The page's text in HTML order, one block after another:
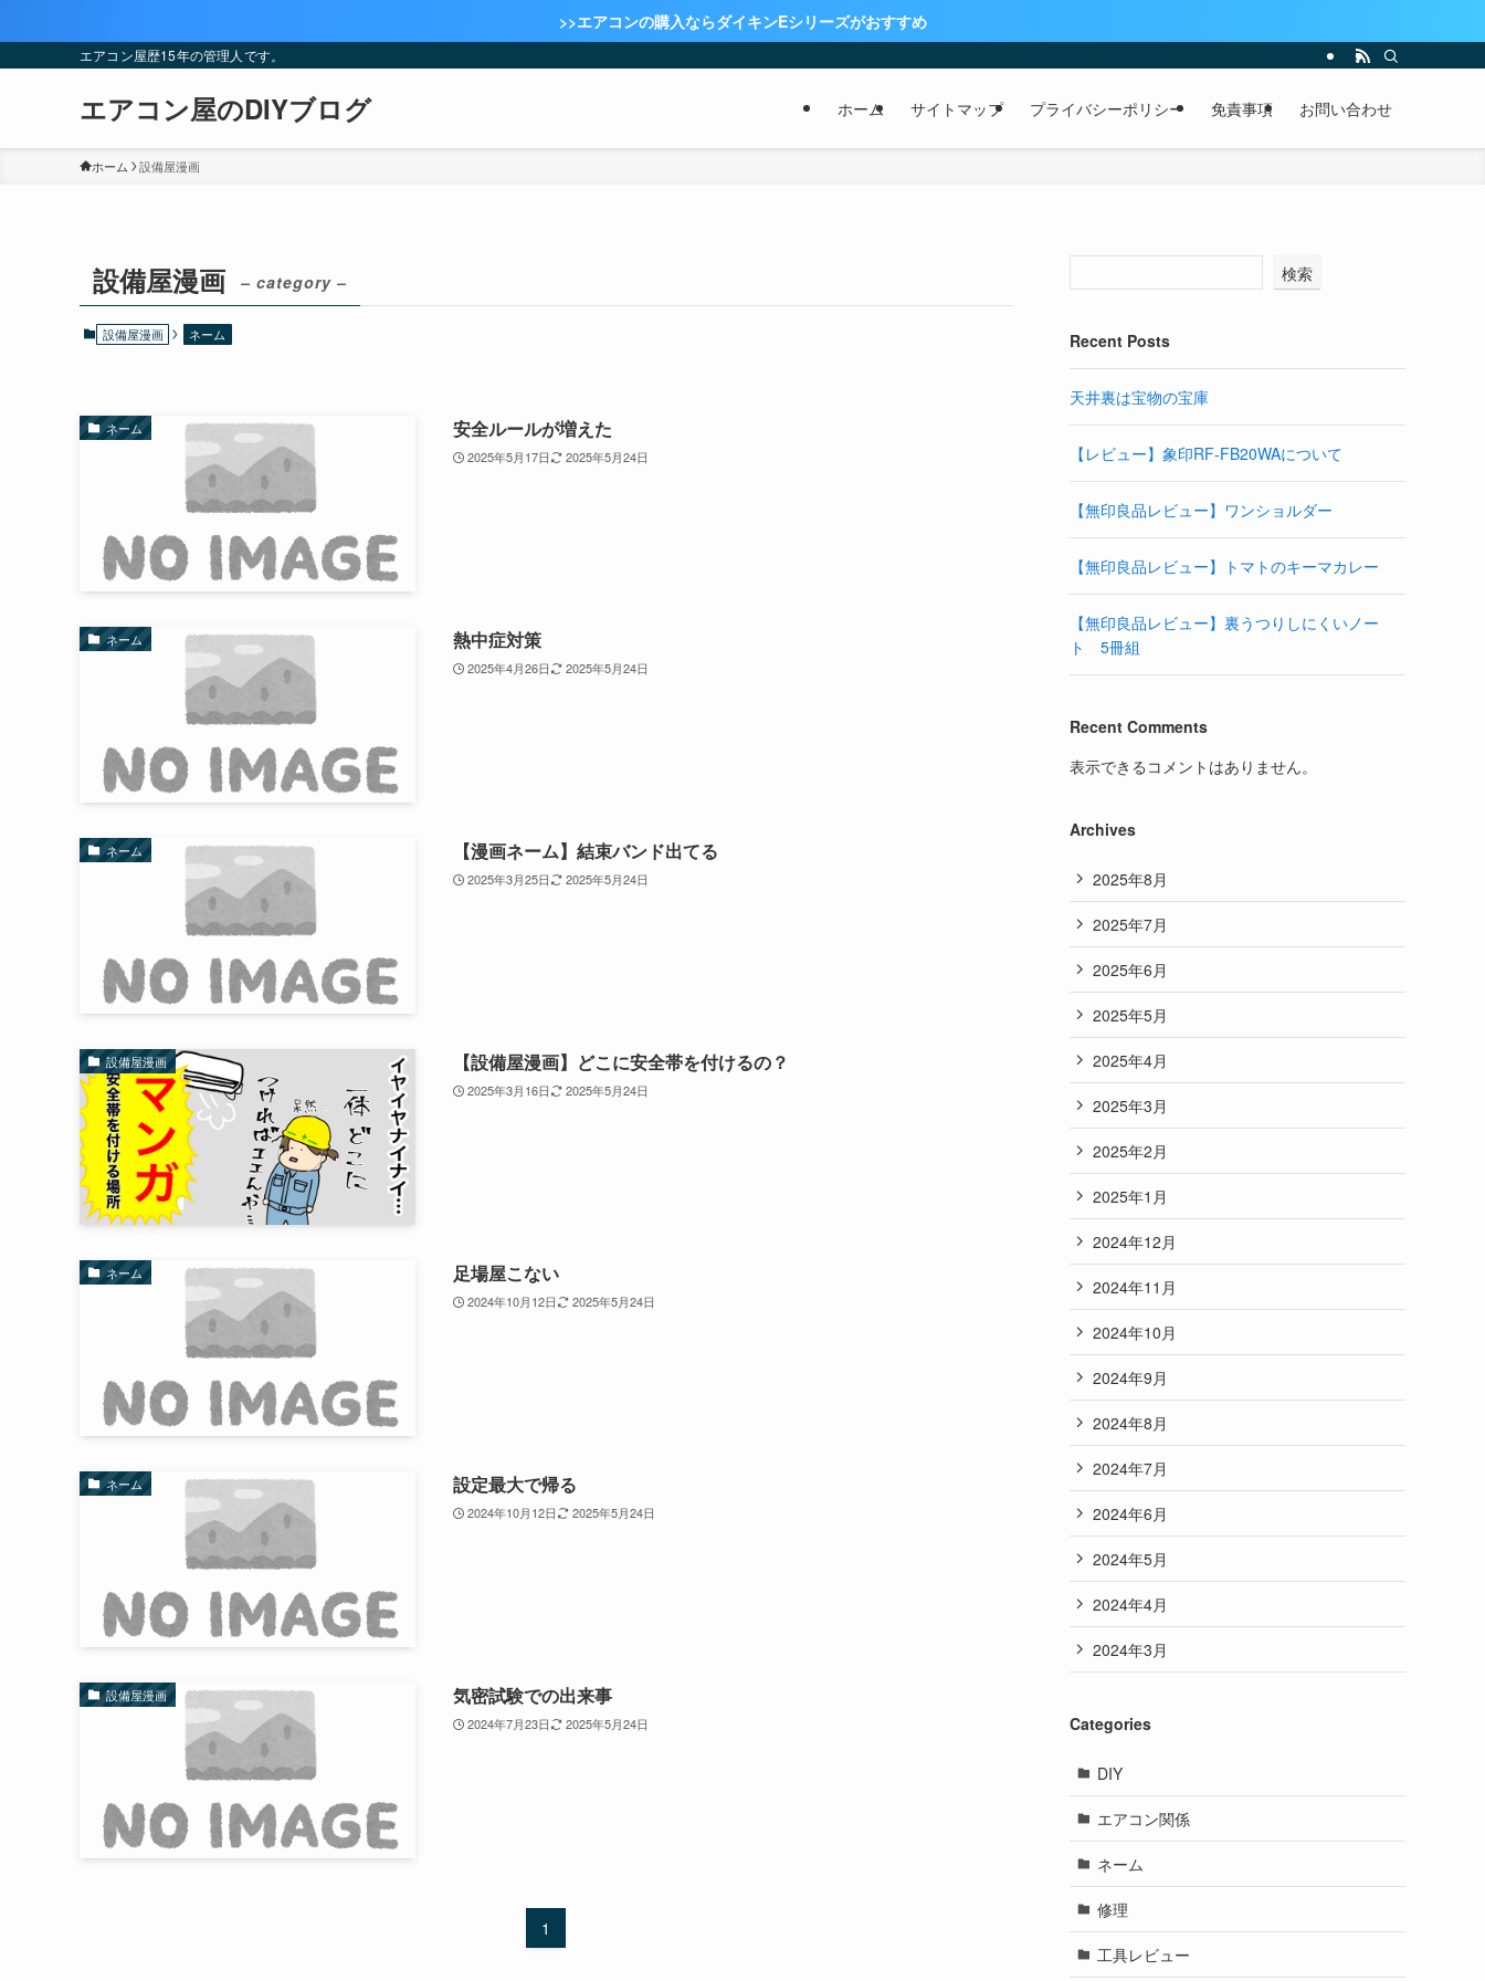
>>エアコンの購入ならダイキンEシリーズがおすすめ
エアコン屋歴15年の管理人です。
エアコン屋のDIYブログ ホーム サイトマップ プライバシーポリシー 免責事項 お問い合わせ
ホーム 設備屋漫画
設備屋漫画 – category –
設備屋漫画 ネーム
ネーム 安全ルールが増えた
2025年5月17日 2025年5月24日
ネーム 熱中症対策
2025年4月26日 2025年5月24日
ネーム 【漫画ネーム】結束バンド出てる
2025年3月25日 2025年5月24日
設備屋漫画 【設備屋漫画】どこに安全帯を付けるの？
2025年3月16日 2025年5月24日
ネーム 足場屋こない
2024年10月12日 2025年5月24日
ネーム 設定最大で帰る
2024年10月12日 2025年5月24日
設備屋漫画 気密試験での出来事
2024年7月23日 2025年5月24日
1
検索
Recent Posts
天井裏は宝物の宝庫
【レビュー】象印RF-FB20WAについて
【無印良品レビュー】ワンショルダー
【無印良品レビュー】トマトのキーマカレー
【無印良品レビュー】裏うつりしにくいノー
ト 5冊組
Recent Comments
表示できるコメントはありません。
Archives
2025年8月
2025年7月
2025年6月
2025年5月
2025年4月
2025年3月
2025年2月
2025年1月
2024年12月
2024年11月
2024年10月
2024年9月
2024年8月
2024年7月
2024年6月
2024年5月
2024年4月
2024年3月
Categories
DIY
エアコン関係
ネーム
修理
工具レビュー